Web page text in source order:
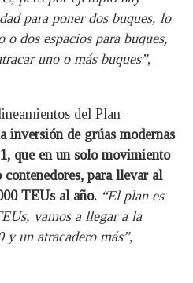
para poner dos buques, lo
o dos espacios para buques,
uno o más buques”,
del Plan
inversión de grúas modernas
que en un solo movimiento
para llevar al
TEUs al año. “El plan es
vamos a llegar a la
y un atracadero más”,